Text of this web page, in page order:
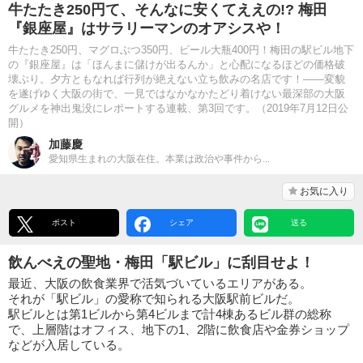
牛たたき250円て、そんなに安くてええの!? 梅田
『銀座屋』はサラリーマンのオアシスや！
牛たたき250円、マグロぶつ350円、ビール大瓶400円！梅田の駅ビル地下
の『銀座屋』は「ほんまに儲けが出るんか」と心配になるほどの価格破
壊ぶり。夕方ともなれば行列が絶えない立ち飲みの名店です！——変貌
を遂げゆく大阪の街で、一見ではなかなかたどり着けない最深部の大阪
グルメを神出鬼没にレポートする連載、第3回です。（2019年7月12日公
開）
加藤慶
愛知県生まれの大阪在住。本業は政治や事件から...
お気に入り
ポスト シェア 送る
飲んべえの聖地・梅田「駅ビル」に刮目せよ！
最近、大阪の飲食業界で活気づいているエリアがある。
それが「駅ビル」の愛称で知られる大阪駅前ビルだ。
駅ビルとは第1ビルから第4ビルまで計4棟あるビル群の総称
で、上層階はオフィス、地下の1、2階に飲食店や金券ショップ
などが入居している。